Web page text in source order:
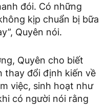
đói. Có những
kịp chuẩn bị bữa
Quyên nói.
Quyên cho biết
thay đổi định kiến về
việc, sinh hoạt như
có người nói rằng